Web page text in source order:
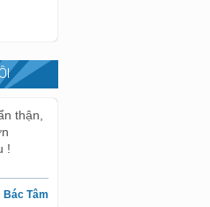
thận,
!
Bác Tâm